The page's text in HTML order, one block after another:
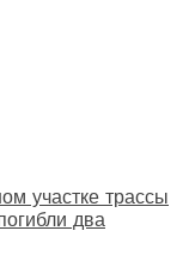
участке трассы
два